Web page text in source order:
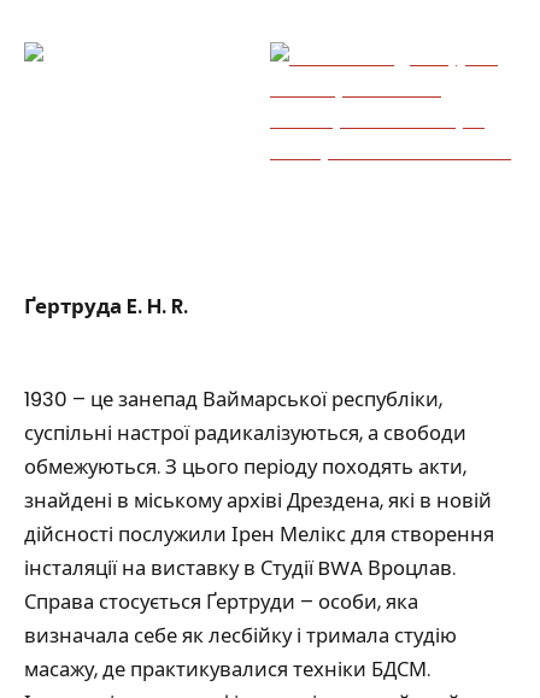
Ґертруда E. H. R.
1930 – це занепад Ваймарської республіки,
суспільні настрої радикалізуються, а свободи
обмежуються. З цього періоду походять акти,
знайдені в міському архіві Дрездена, які в новій
дійсності послужили Ірен Мелікс для створення
інсталяції на виставку в Студії BWA Вроцлав.
Справа стосується Ґертруди – особи, яка
визначала себе як лесбійку і тримала студію
масажу, де практикувалися техніки БДСМ.